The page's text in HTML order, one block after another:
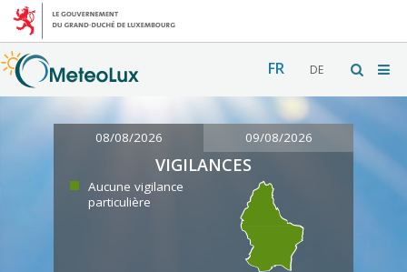
FR DE
08/08/2026 09/08/2026
VIGILANCES
Aucune vigilance
particulière